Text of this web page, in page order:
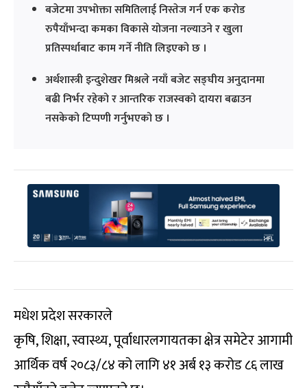
बजेटमा उपभोक्ता समितिलाई निस्तेज गर्न एक करोड
रुपैयाँभन्दा कमका विकासे योजना नल्याउने र खुला
प्रतिस्पर्धाबाट काम गर्ने नीति लिइएको छ ।
अर्थशास्त्री इन्दुशेखर मिश्रले नयाँ बजेट सङ्घीय अनुदानमा
बढी निर्भर रहेको र आन्तरिक राजस्वको दायरा बढाउन
नसकेको टिप्पणी गर्नुभएको छ ।
मधेश प्रदेश सरकारले
कृषि, शिक्षा, स्वास्थ्य, पूर्वाधारलगायतका क्षेत्र समेटेर आगामी
आर्थिक वर्ष २०८३/८४ को लागि ४१ अर्ब १३ करोड ८६ लाख